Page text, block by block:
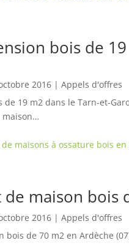
bois de
2016 |Appels d'offres
de 19 m2 dans le Tarn-et-
maison…
maisons à ossature bois
maison bois
2016 |Appels d'offres
bois de 70 m2 en Ardèche